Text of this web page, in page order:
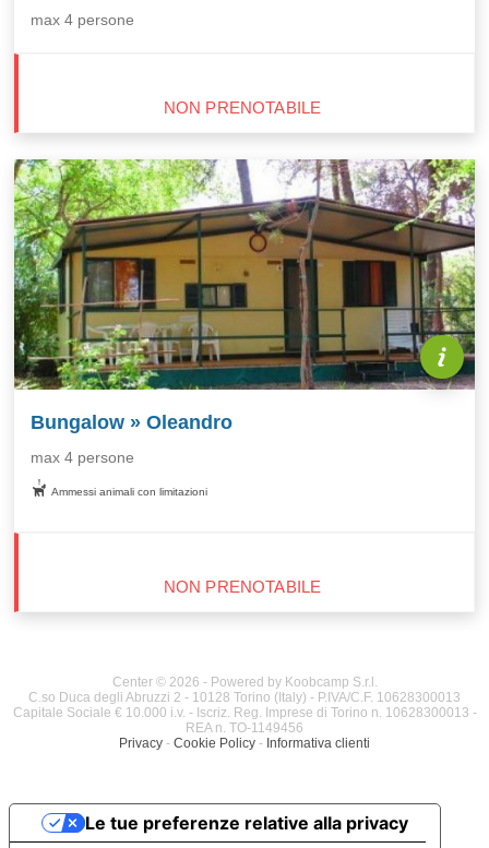
max 4 persone
NON PRENOTABILE
Bungalow » Oleandro
max 4 persone
Ammessi animali con limitazioni
NON PRENOTABILE
Center © 2026 - Powered by Koobcamp S.r.l.
C.so Duca degli Abruzzi 2 - 10128 Torino (Italy) - P.IVA/C.F. 10628300013
Capitale Sociale € 10.000 i.v. - Iscriz. Reg. Imprese di Torino n. 10628300013 -
REA n. TO-1149456
Privacy - Cookie Policy - Informativa clienti
Le tue preferenze relative alla privacy